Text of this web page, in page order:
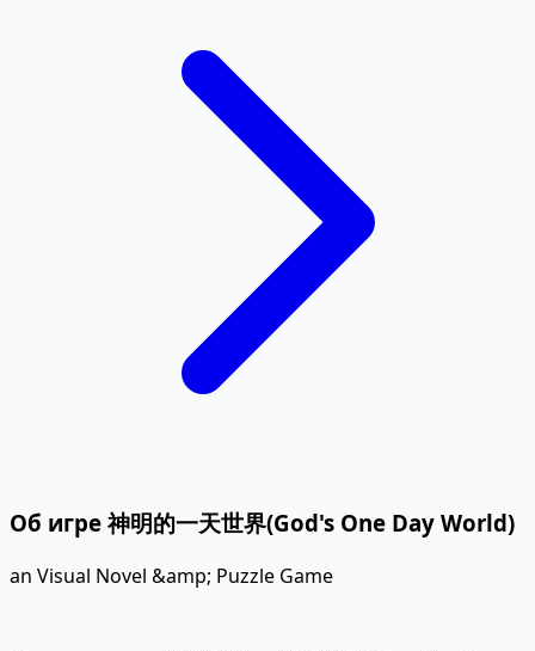
Об игре 神明的一天世界(God's One Day World)
an Visual Novel &amp; Puzzle Game